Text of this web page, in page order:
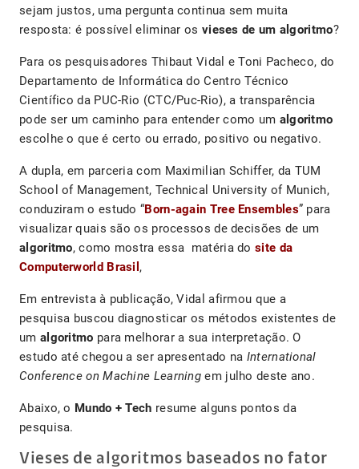
sejam justos, uma pergunta continua sem muita
resposta: é possível eliminar os vieses de um algoritmo?
Para os pesquisadores Thibaut Vidal e Toni Pacheco, do
Departamento de Informática do Centro Técnico
Científico da PUC-Rio (CTC/Puc-Rio), a transparência
pode ser um caminho para entender como um algoritmo
escolhe o que é certo ou errado, positivo ou negativo.
A dupla, em parceria com Maximilian Schiffer, da TUM
School of Management, Technical University of Munich,
conduziram o estudo “Born-again Tree Ensembles” para
visualizar quais são os processos de decisões de um
algoritmo, como mostra essa matéria dosite da
Computerworld Brasil ,
Em entrevista à publicação, Vidal afirmou que a
pesquisa buscou diagnosticar os métodos existentes de
um algoritmo para melhorar a sua interpretação. O
estudo até chegou a ser apresentado na International
Conference on Machine Learning em julho deste ano.
Abaixo, o Mundo + Tech resume alguns pontos da
pesquisa.
Vieses de algoritmos baseados no fator